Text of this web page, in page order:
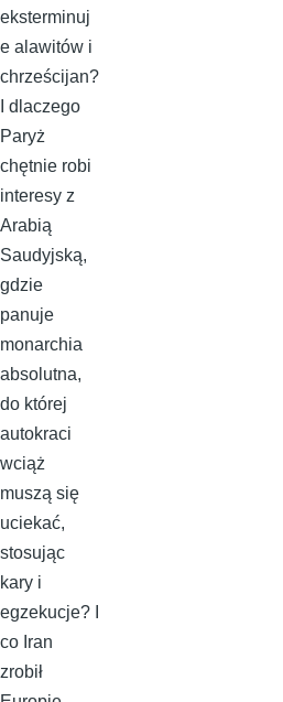
eksterminuj
e alawitów i
chrześcijan?
I dlaczego
Paryż
chętnie robi
interesy z
Arabią
Saudyjską,
gdzie
panuje
monarchia
absolutna,
do której
autokraci
wciąż
muszą się
uciekać,
stosując
kary i
egzekucje? I
co Iran
zrobił